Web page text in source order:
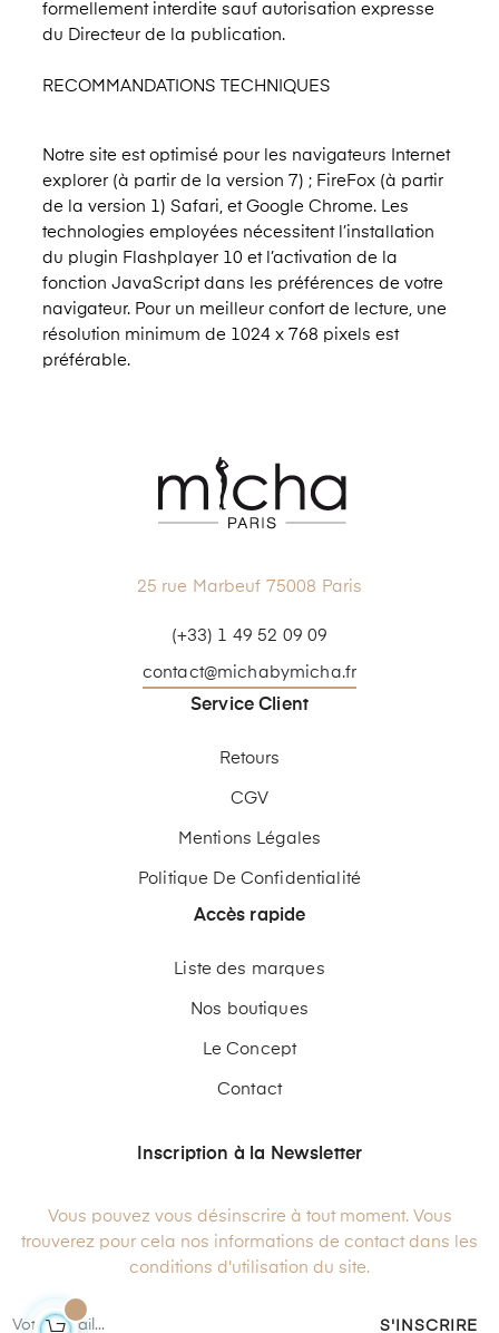
formellement interdite sauf autorisation expresse
du Directeur de la publication.
RECOMMANDATIONS TECHNIQUES
Notre site est optimisé pour les navigateurs Internet
explorer (à partir de la version 7) ; FireFox (à partir
de la version 1) Safari, et Google Chrome. Les
technologies employées nécessitent l’installation
du plugin Flashplayer 10 et l’activation de la
fonction JavaScript dans les préférences de votre
navigateur. Pour un meilleur confort de lecture, une
résolution minimum de 1024 x 768 pixels est
préférable.​
25 rue Marbeuf 75008 Paris
(+33) 1 49 52 09 09
contact@michabymicha.fr
Service Client
Retours
CGV
Mentions Légales
Politique De Confidentialité
Accès rapide
Liste des marques
Nos boutiques
Le Concept
Contact
Inscription à la Newsletter
Vous pouvez vous désinscrire à tout moment. Vous
trouverez pour cela nos informations de contact dans les
conditions d'utilisation du site.
S'INSCRIRE